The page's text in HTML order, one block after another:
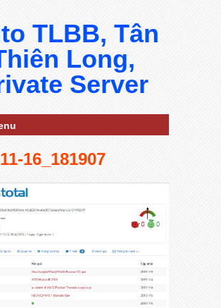
TLBB, Tân
Long,
Server
16_181907